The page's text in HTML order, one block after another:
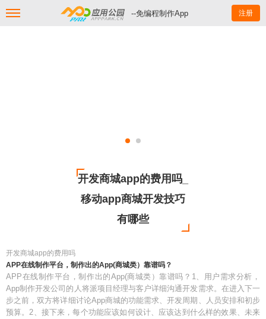
--免编程制作App 注册
开发商城app的费用吗_
移动app商城开发技巧
有哪些
开发商城app的费用吗
APP在线制作平台，制作出的App(商城类）靠谱吗？
APP在线制作平台，制作出的App(商城类）靠谱吗？1、用户需求分析，
App制作开发公司的人将派项目经理与客户详细沟通开发需求。在进入下一
步之前，双方将详细讨论App商城的功能需求、开发周期、人员安排和初步
预算。2、接下来，每个功能应该如何设计、应该达到什么样的效果、未来